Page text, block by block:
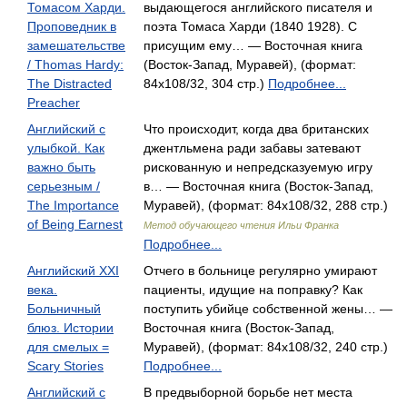
Томасом Харди.
Проповедник в
замешательстве
/ Thomas Hardy:
The Distracted
Preacher
выдающегося английского писателя и
поэта Томаса Харди (1840 1928). С
присущим ему… — Восточная книга
(Восток-Запад, Муравей), (формат:
84x108/32, 304 стр.) Подробнее...
Английский с
улыбкой. Как
важно быть
серьезным /
The Importance
of Being Earnest
Что происходит, когда два британских
джентльмена ради забавы затевают
рискованную и непредсказуемую игру
в… — Восточная книга (Восток-Запад,
Муравей), (формат: 84x108/32, 288 стр.)
Метод обучающего чтения Ильи Франка
Подробнее...
Английский XXI
века.
Больничный
блюз. Истории
для смелых =
Scary Stories
Отчего в больнице регулярно умирают
пациенты, идущие на поправку? Как
поступить убийце собственной жены… —
Восточная книга (Восток-Запад,
Муравей), (формат: 84x108/32, 240 стр.)
Подробнее...
Английский с
В предвыборной борьбе нет места